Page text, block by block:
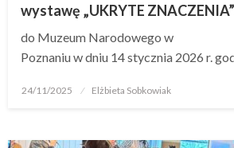
wystawę „UKRYTE
do Muzeum Narodowego w
Poznaniu w dniu 14 stycznia 2026 r.
24/11/2025 Elżbieta Sobkowiak